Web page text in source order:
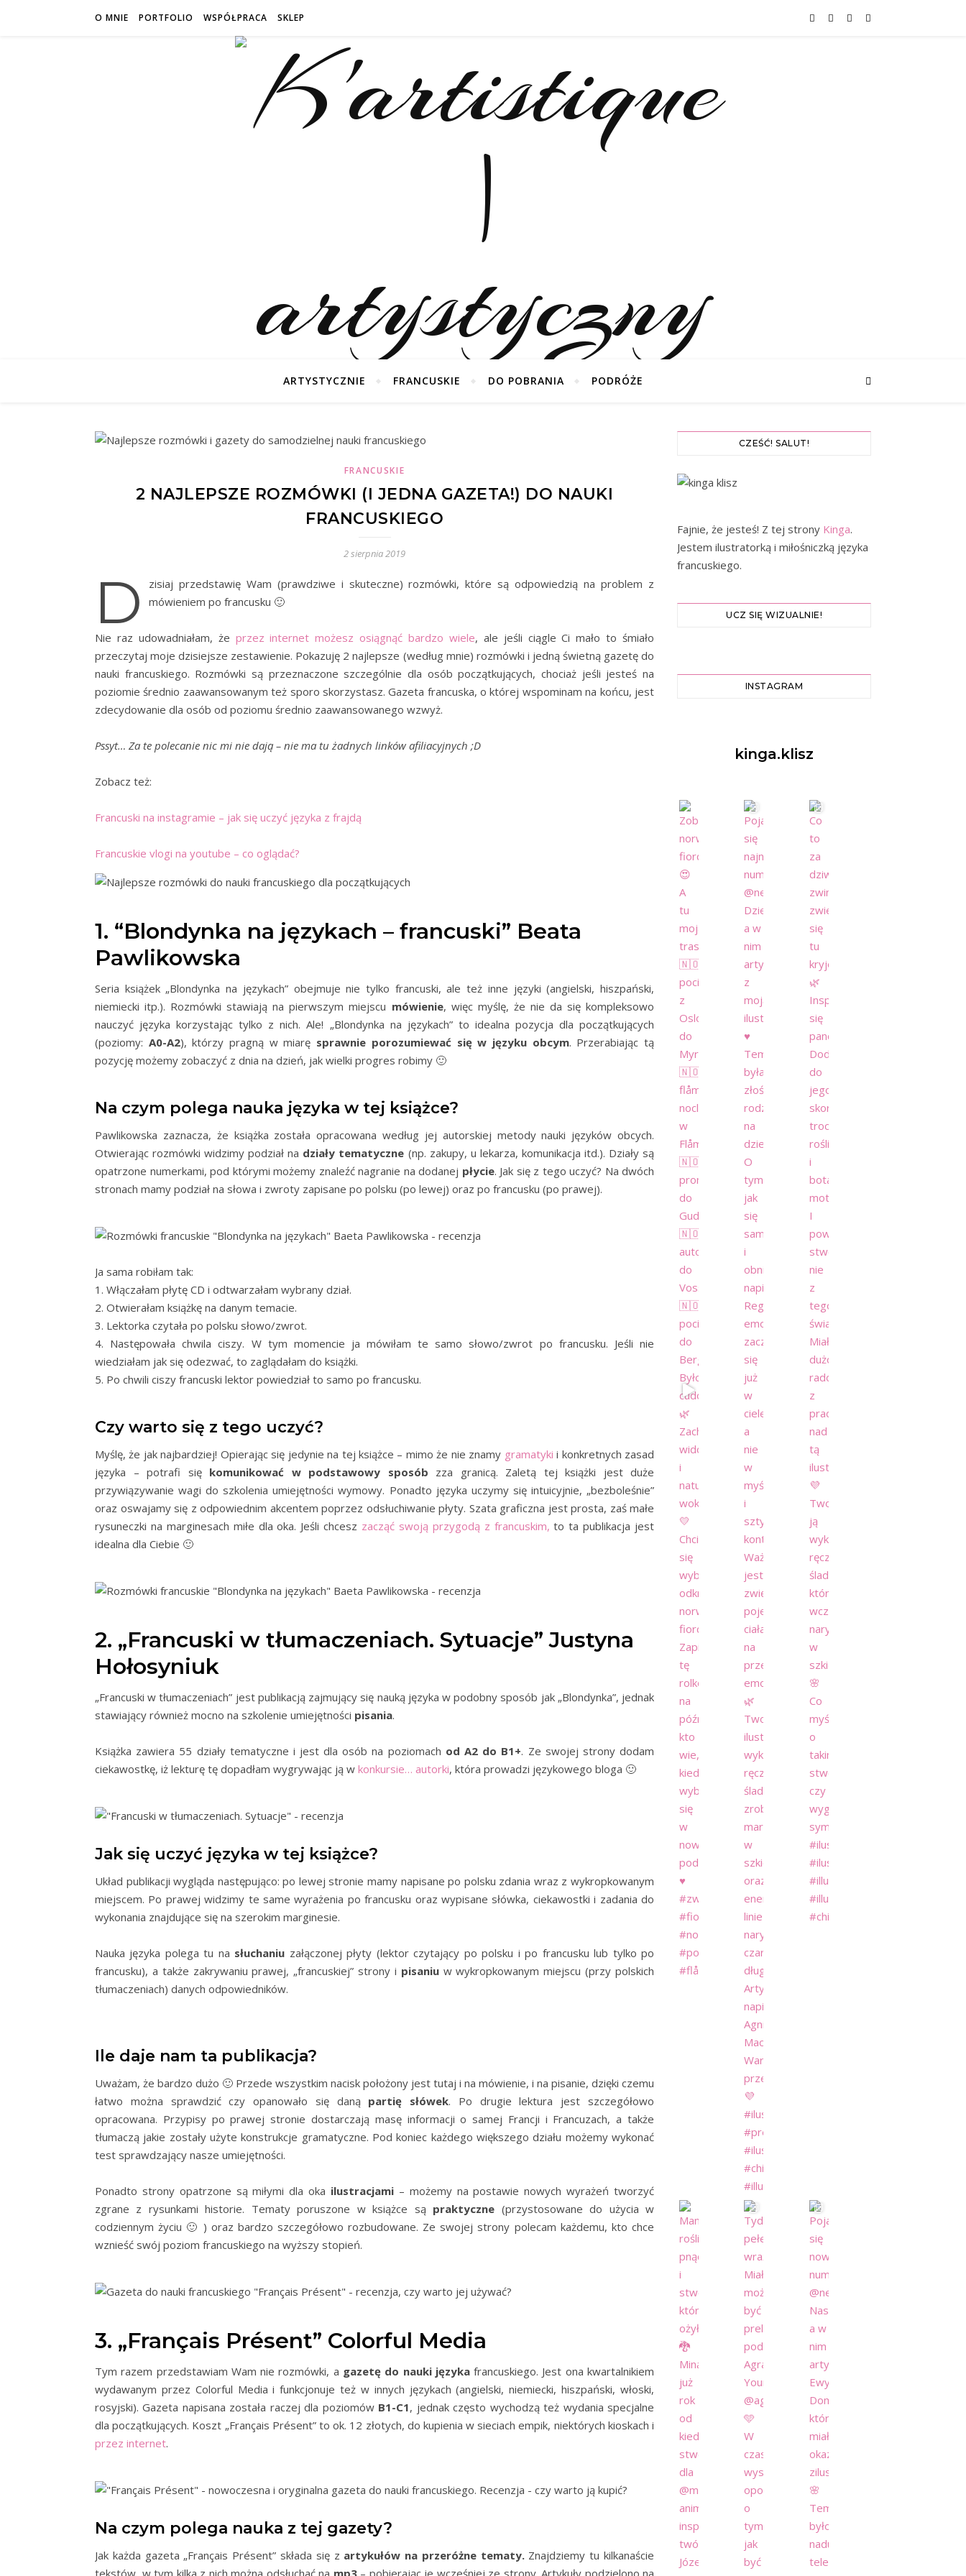
O MNIE PORTFOLIO WSPÓŁPRACA SKLEP
ARTYSTYCZNIE FRANCUSKIE DO POBRANIA PODRÓŻE
FRANCUSKIE
2 NAJLEPSZE ROZMÓWKI (I JEDNA GAZETA!) DO NAUKI
FRANCUSKIEGO
2 sierpnia 2019
D
zisiaj przedstawię Wam (prawdziwe i skuteczne) rozmówki, które są odpowiedzią na problem z
mówieniem po francusku 🙂
Nie raz udowadniałam, że przez internet możesz osiągnąć bardzo wiele, ale jeśli ciągle Ci mało to śmiało
przeczytaj moje dzisiejsze zestawienie. Pokazuję 2 najlepsze (według mnie) rozmówki i jedną świetną gazetę do
nauki francuskiego. Rozmówki są przeznaczone szczególnie dla osób początkujących, chociaż jeśli jesteś na
poziomie średnio zaawansowanym też sporo skorzystasz. Gazeta francuska, o której wspominam na końcu, jest
zdecydowanie dla osób od poziomu średnio zaawansowanego wzwyż.
Pssyt… Za te polecanie nic mi nie dają – nie ma tu żadnych linków afiliacyjnych ;D
Zobacz też:
Francuski na instagramie – jak się uczyć języka z frajdą
Francuskie vlogi na youtube – co oglądać?
1. “Blondynka na językach – francuski” Beata
Pawlikowska
Seria książek „Blondynka na językach” obejmuje nie tylko francuski, ale też inne języki (angielski, hiszpański,
niemiecki itp.). Rozmówki stawiają na pierwszym miejscu mówienie, więc myślę, że nie da się kompleksowo
nauczyć języka korzystając tylko z nich. Ale! „Blondynka na językach” to idealna pozycja dla początkujących
(poziomy: A0-A2), którzy pragną w miarę sprawnie porozumiewać się w języku obcym. Przerabiając tą
pozycję możemy zobaczyć z dnia na dzień, jak wielki progres robimy 🙂
Na czym polega nauka języka w tej książce?
Pawlikowska zaznacza, że książka została opracowana według jej autorskiej metody nauki języków obcych.
Otwierając rozmówki widzimy podział na działy tematyczne (np. zakupy, u lekarza, komunikacja itd.). Działy są
opatrzone numerkami, pod którymi możemy znaleźć nagranie na dodanej płycie. Jak się z tego uczyć? Na dwóch
stronach mamy podział na słowa i zwroty zapisane po polsku (po lewej) oraz po francusku (po prawej).
Ja sama robiłam tak:
1. Włączałam płytę CD i odtwarzałam wybrany dział.
2. Otwierałam książkę na danym temacie.
3. Lektorka czytała po polsku słowo/zwrot.
4. Następowała chwila ciszy. W tym momencie ja mówiłam te samo słowo/zwrot po francusku. Jeśli nie
wiedziałam jak się odezwać, to zaglądałam do książki.
5. Po chwili ciszy francuski lektor powiedział to samo po francusku.
Czy warto się z tego uczyć?
Myślę, że jak najbardziej! Opierając się jedynie na tej książce – mimo że nie znamy gramatyki i konkretnych zasad
języka – potrafi się komunikować w podstawowy sposób zza granicą. Zaletą tej książki jest duże
przywiązywanie wagi do szkolenia umiejętności wymowy. Ponadto języka uczymy się intuicyjnie, „bezboleśnie”
oraz oswajamy się z odpowiednim akcentem poprzez odsłuchiwanie płyty. Szata graficzna jest prosta, zaś małe
rysuneczki na marginesach miłe dla oka. Jeśli chcesz zacząć swoją przygodą z francuskim, to ta publikacja jest
idealna dla Ciebie 🙂
2. „Francuski w tłumaczeniach. Sytuacje” Justyna
Hołosyniuk
„Francuski w tłumaczeniach” jest publikacją zajmujący się nauką języka w podobny sposób jak „Blondynka”, jednak
stawiający również mocno na szkolenie umiejętności pisania.
Książka zawiera 55 działy tematyczne i jest dla osób na poziomach od A2 do B1+. Ze swojej strony dodam
ciekawostkę, iż lekturę tę dopadłam wygrywając ją w konkursie… autorki, która prowadzi językowego bloga 🙂
Jak się uczyć języka w tej książce?
Układ publikacji wygląda następująco: po lewej stronie mamy napisane po polsku zdania wraz z wykropkowanym
miejscem. Po prawej widzimy te same wyrażenia po francusku oraz wypisane słówka, ciekawostki i zadania do
wykonania znajdujące się na szerokim marginesie.
Nauka języka polega tu na słuchaniu załączonej płyty (lektor czytający po polsku i po francusku lub tylko po
francusku), a także zakrywaniu prawej, „francuskiej” strony i pisaniuw wykropkowanym miejscu (przy polskich
tłumaczeniach) danych odpowiedników.
Ile daje nam ta publikacja?
Uważam, że bardzo dużo 🙂 Przede wszystkim nacisk położony jest tutaj i na mówienie, i na pisanie, dzięki czemu
łatwo można sprawdzić czy opanowało się daną partię słówek. Po drugie lektura jest szczegółowo
opracowana. Przypisy po prawej stronie dostarczają masę informacji o samej Francji i Francuzach, a także
tłumaczą jakie zostały użyte konstrukcje gramatyczne. Pod koniec każdego większego działu możemy wykonać
test sprawdzający nasze umiejętności.
Ponadto strony opatrzone są miłymi dla oka ilustracjami – możemy na postawie nowych wyrażeń tworzyć
zgrane z rysunkami historie. Tematy poruszone w książce są praktyczne (przystosowane do użycia w
codziennym życiu 🙂 ) oraz bardzo szczegółowo rozbudowane. Ze swojej strony polecam każdemu, kto chce
wznieść swój poziom francuskiego na wyższy stopień.
3. „Français Présent” Colorful Media
Tym razem przedstawiam Wam nie rozmówki, a gazetę do nauki językafrancuskiego. Jest ona kwartalnikiem
wydawanym przez Colorful Media i funkcjonuje też w innych językach (angielski, niemiecki, hiszpański, włoski,
rosyjski). Gazeta napisana została raczej dla poziomów B1-C1, jednak często wychodzą też wydania specjalne
dla początkujących. Koszt „Français Présent” to ok. 12 złotych, do kupienia w sieciach empik, niektórych kioskach i
przez internet.
Na czym polega nauka z tej gazety?
Jak każda gazeta „Français Présent” składa się z artykułów na przeróżne tematy.Znajdziemy tu kilkanaście
tekstów, w tym kilka z nich można odsłuchać na mp3– pobierając je wcześniej ze strony. Artykuły podzielono na
CZEŚĆ! SALUT!
Fajnie, że jesteś! Z tej strony Kinga.
Jestem ilustratorką i miłośniczką języka
francuskiego.
UCZ SIĘ WIZUALNIE!
INSTAGRAM
kinga.klisz